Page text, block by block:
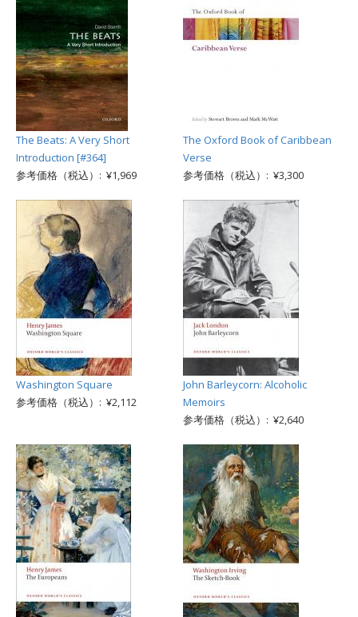
The Beats: A Very Short
Introduction [#364]
参考価格（税込）: ¥1,969
The Oxford Book of Caribbean
Verse
参考価格（税込）: ¥3,300
Washington Square
参考価格（税込）: ¥2,112
John Barleycorn: Alcoholic
Memoirs
参考価格（税込）: ¥2,640